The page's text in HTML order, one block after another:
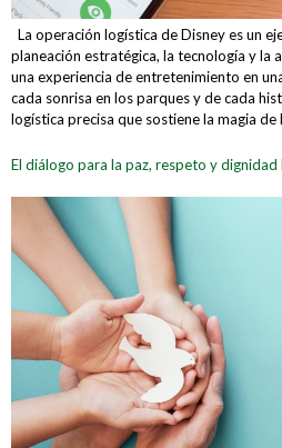
La operación logística de Disney es un
planeación estratégica, la tecnología y la
una experiencia de entretenimiento en
cada sonrisa en los parques y de cada
logística precisa que sostiene la magia de
El diálogo para la paz, respeto y dignidad